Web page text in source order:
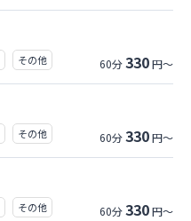
その他 60分330円～
その他 60分330円～
その他 60分330円～